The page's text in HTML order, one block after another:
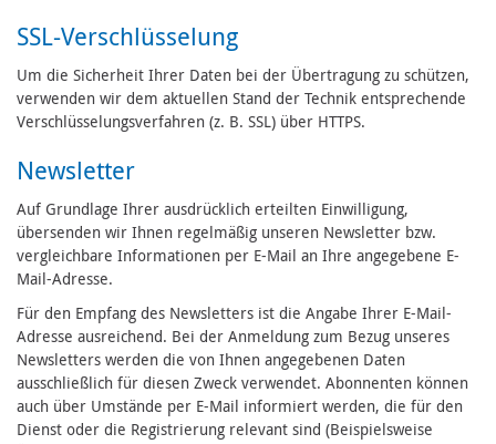
SSL-Verschlüsselung
Um die Sicherheit Ihrer Daten bei der Übertragung zu schützen,
verwenden wir dem aktuellen Stand der Technik entsprechende
Verschlüsselungsverfahren (z. B. SSL) über HTTPS.
Newsletter
Auf Grundlage Ihrer ausdrücklich erteilten Einwilligung,
übersenden wir Ihnen regelmäßig unseren Newsletter bzw.
vergleichbare Informationen per E-Mail an Ihre angegebene E-
Mail-Adresse.
Für den Empfang des Newsletters ist die Angabe Ihrer E-Mail-
Adresse ausreichend. Bei der Anmeldung zum Bezug unseres
Newsletters werden die von Ihnen angegebenen Daten
ausschließlich für diesen Zweck verwendet. Abonnenten können
auch über Umstände per E-Mail informiert werden, die für den
Dienst oder die Registrierung relevant sind (Beispielsweise